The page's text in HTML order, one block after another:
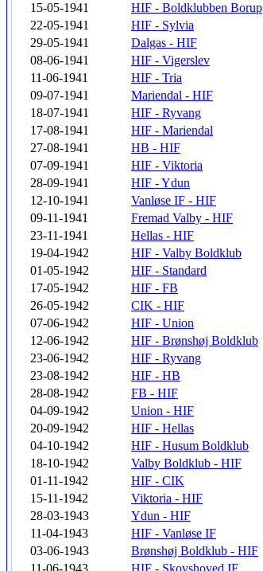
15-05-1941
HIF - Boldklubben Borup
22-05-1941
HIF - Sylvia
29-05-1941
Dalgas - HIF
08-06-1941
HIF - Vigerslev
11-06-1941
HIF - Tria
09-07-1941
Mariendal - HIF
18-07-1941
HIF - Ryvang
17-08-1941
HIF - Mariendal
27-08-1941
HB - HIF
07-09-1941
HIF - Viktoria
28-09-1941
HIF - Ydun
12-10-1941
Vanløse IF - HIF
09-11-1941
Fremad Valby - HIF
23-11-1941
Hellas - HIF
19-04-1942
HIF - Valby Boldklub
01-05-1942
HIF - Standard
17-05-1942
HIF - FB
26-05-1942
CIK - HIF
07-06-1942
HIF - Union
12-06-1942
HIF - Brønshøj Boldklub
23-06-1942
HIF - Ryvang
23-08-1942
HIF - HB
28-08-1942
FB - HIF
04-09-1942
Union - HIF
20-09-1942
HIF - Hellas
04-10-1942
HIF - Husum Boldklub
18-10-1942
Valby Boldklub - HIF
01-11-1942
HIF - CIK
15-11-1942
Viktoria - HIF
28-03-1943
Ydun - HIF
11-04-1943
HIF - Vanløse IF
03-06-1943
Brønshøj Boldklub - HIF
11-06-1943
HIF - Skovshoved IF